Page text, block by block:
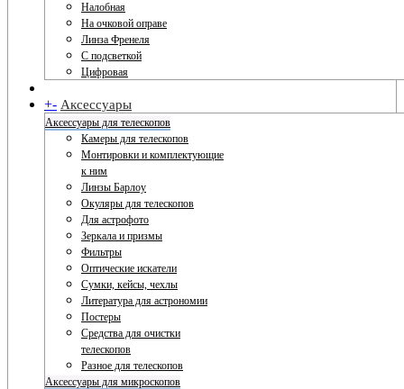
Налобная
На очковой оправе
Линза Френеля
С подсветкой
Цифровая
+- Аксессуары
Аксессуары для телескопов
Камеры для телескопов
Монтировки и комплектующие
к ним
Линзы Барлоу
Окуляры для телескопов
Для астрофото
Зеркала и призмы
Фильтры
Оптические искатели
Сумки, кейсы, чехлы
Литература для астрономии
Постеры
Средства для очистки
телескопов
Разное для телескопов
Аксессуары для микроскопов